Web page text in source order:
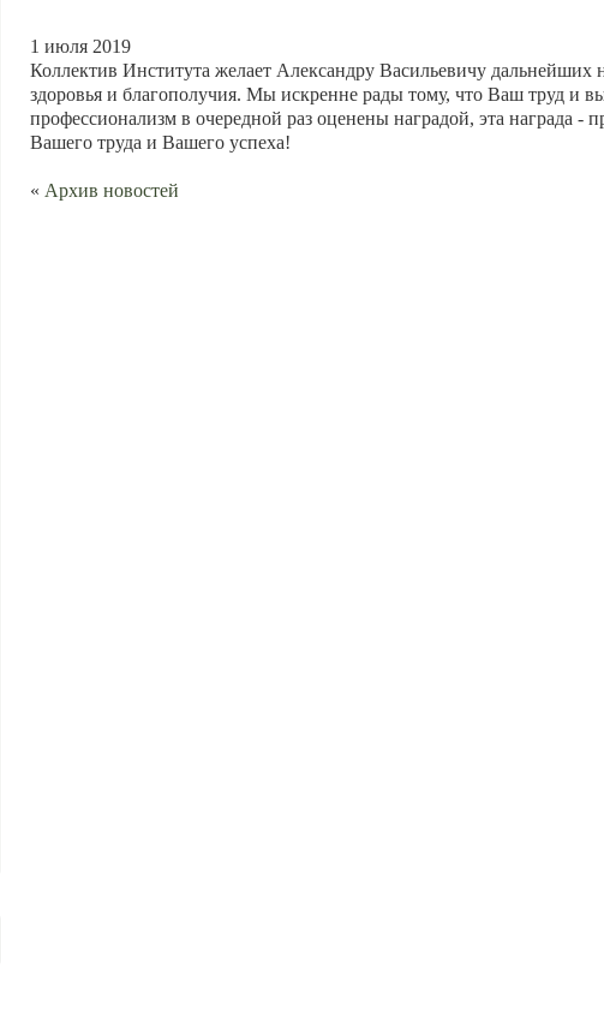
1 июля 2019
Коллектив Института желает Александру Васильевичу дальнейших
здоровья и благополучия. Мы искренне рады тому, что Ваш труд и
профессионализм в очередной раз оценены наградой, эта награда -
Вашего труда и Вашего успеха!
« Архив новостей